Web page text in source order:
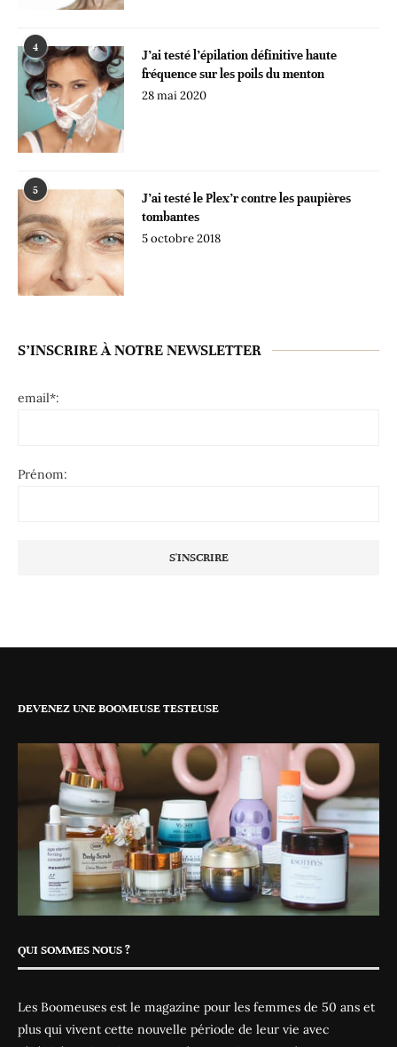
4
J’ai testé l’épilation définitive haute
fréquence sur les poils du menton
28 mai 2020
5
J’ai testé le Plex’r contre les paupières
tombantes
5 octobre 2018
S’INSCRIRE À NOTRE NEWSLETTER
email*:
Prénom:
DEVENEZ UNE BOOMEUSE TESTEUSE
QUI SOMMES NOUS ?
Les Boomeuses est le magazine pour les femmes de 50 ans et
plus qui vivent cette nouvelle période de leur vie avec